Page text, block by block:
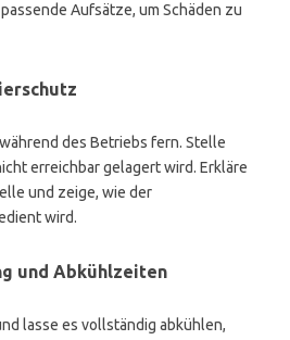
Aufsätze, um Schäden zu
des Betriebs fern. Stelle
erreichbar gelagert wird. Erkläre
und zeige, wie der
wird.
und Abkühlzeiten
lasse es vollständig abkühlen,